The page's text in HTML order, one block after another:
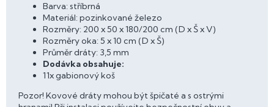
Barva: stříbrná
Materiál: pozinkované železo
Rozměry: 200 x 50 x 180/200 cm (D x Š x V)
Rozměry oka: 5 x 10 cm (D x Š)
Průměr dráty: 3,5 mm
Dodávka obsahuje:
11x gabionový koš
Pozor! Kovové dráty mohou být špičaté a s ostrými